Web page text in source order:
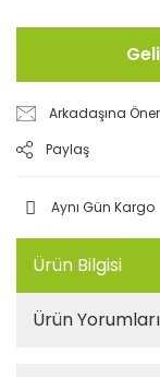
Arkadaşına Öner
Paylaş
Aynı Gün Kargo
Ürün Bilgisi
Ürün Yorumları